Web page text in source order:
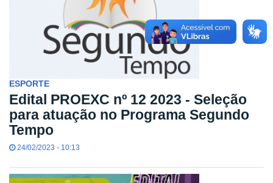
ESPORTE
Edital PROEXC nº 12 2023 - Seleção
para atuação no Programa Segundo
Tempo
24/02/2023 - 10:13